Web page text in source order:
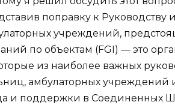
поправку к Руководству
учреждений,
по объектам (FGI) — это
из наиболее важных
амбулаторных учреждений
и поддержки в Соединенных